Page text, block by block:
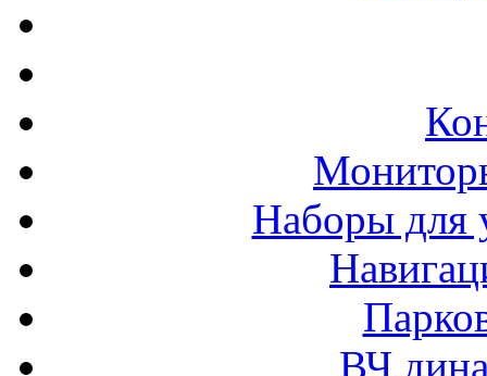
Наборы для
ВЧ